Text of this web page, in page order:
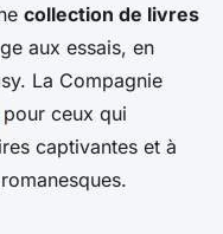
collection de livres
aux essais, en
La Compagnie
pour ceux qui
captivantes et à